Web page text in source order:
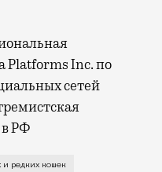
Platforms Inc. по
сетей
РФ
и редких кошек